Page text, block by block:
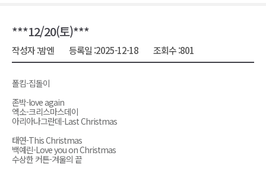
***12/20(토)***
작성자 :밤엔 등록일 :2025-12-18 조회수 :801
폴킴-집돌이
존박-love again
엑소-크리스마스데이
아리아나그란데-Last Christmas
태연-This Christmas
백예린-Love you on Christmas
수상한 커튼-겨울의 끝